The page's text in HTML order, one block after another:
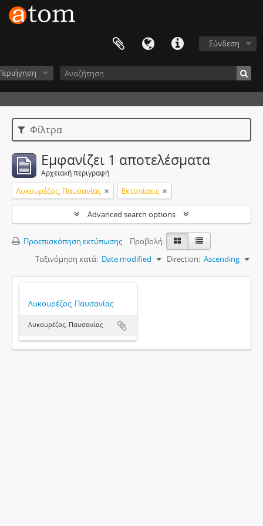
Σύνδεση
Φίλτρα
Εμφανίζει 1 αποτελέσματα
Αρχειακή περιγραφή
Λυκουρέζος, Παυσανίας Εκτοπίσεις
Advanced search options
Προεπισκόπηση εκτύπωσης
Προβολή:
Ταξινόμηση κατά: Date modified Direction: Ascending
Λυκουρέζος, Παυσανίας
Λυκουρέζος, Παυσανίας